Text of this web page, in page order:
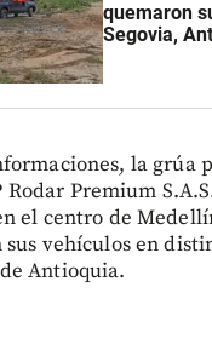
quemaron
Segovia,
la grúa
Rodar Premium
el centro de
sus vehículos en
Antioquia.